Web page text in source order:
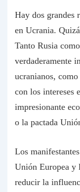
Hay dos grandes
en Ucrania.
Tanto Rusia
verdaderamente
ucranianos,
con los intereses
impresionante
o la pactada
Los
Unión Europea y
reducir la